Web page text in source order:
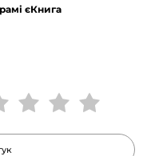
єКнига